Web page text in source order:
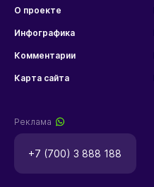
О проекте
Инфографика
Комментарии
Карта сайта
Реклама
+7 (700) 3 888 188